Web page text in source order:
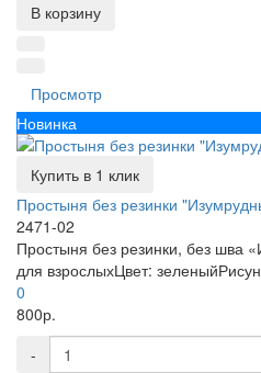
В корзину
Просмотр
Новинка
Купить в 1 клик
Простыня без резинки
2471-02
Простыня без резинки, без шва
для взрослыхЦвет:
0
800р.
-